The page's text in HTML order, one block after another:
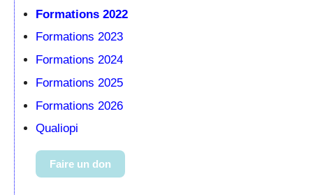
Formations 2022
Formations 2023
Formations 2024
Formations 2025
Formations 2026
Qualiopi
Faire un don